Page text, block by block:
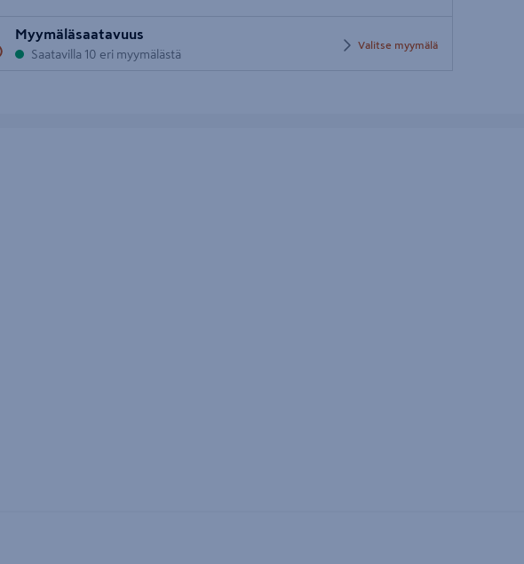
postinumero
Myymäläsaatavuus
Saatavilla 10 eri myymälästä
Valitse myymälä